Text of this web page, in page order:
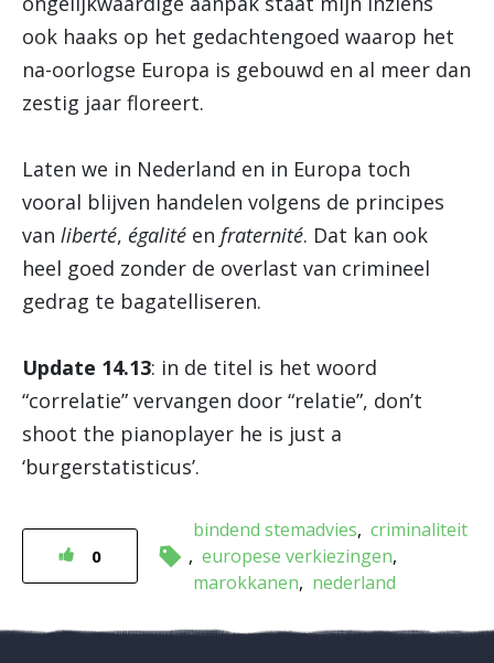
ook haaks op het gedachtengoed waarop het
na-oorlogse Europa is gebouwd en al meer dan
zestig jaar floreert.
Laten we in Nederland en in Europa toch
vooral blijven handelen volgens de principes
van liberté, égalité en fraternité. Dat kan ook
heel goed zonder de overlast van crimineel
gedrag te bagatelliseren.
Update 14.13: in de titel is het woord
“correlatie” vervangen door “relatie”, don’t
shoot the pianoplayer he is just a
‘burgerstatisticus’.
0
bindend stemadvies criminaliteit
europese verkiezingen
marokkanen
nederland